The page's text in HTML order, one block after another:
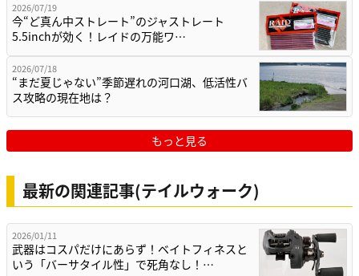
2026/07/19
今“ど真ん中ストレート”のジャストレート
5.5inchが効く！レイドの万能ワ…
2026/07/18
“まだ夏じゃない”季節遅れの河口湖、低活性バ
ス攻略の現在地は？
もっと見る
最新の関連記事(テイルウォーク)
2026/01/11
武器はコスパだけにあらず！ベイトフィネスと
いう「バーサタイル性」で死角なし！…